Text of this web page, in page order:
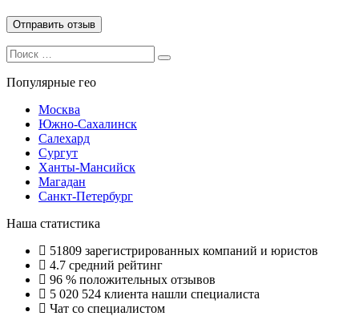
Search
for:
Search
Популярные гео
Москва
Южно-Сахалинск
Салехард
Сургут
Ханты-Мансийск
Магадан
Санкт-Петербург
Наша статистика
51809 зарегистрированных компаний и юристов
4.7 средний рейтинг
96 % положительных отзывов
5 020 524 клиента нашли специалиста
Чат со специалистом